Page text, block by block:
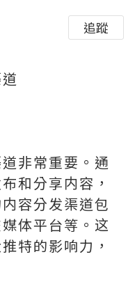
追蹤
非常重要。通
和分享内容，
容分发渠道包
体平台等。这
特的影响力，